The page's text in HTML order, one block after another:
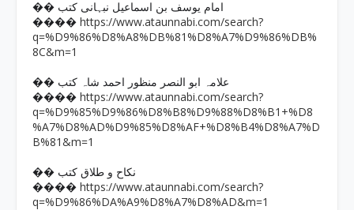
�� امام یوسف بن اسماعیل نبہانی کتب
���� https://www.ataunnabi.com/search?
q=%D9%86%D8%A8%DB%81%D8%A7%D9%86%DB%
8C&m=1
�� علامہ ابو النصر منظور احمد شاہ کتب
���� https://www.ataunnabi.com/search?
q=%D9%85%D9%86%D8%B8%D9%88%D8%B1+%D8
%A7%D8%AD%D9%85%D8%AF+%D8%B4%D8%A7%D
B%81&m=1
�� نکاح و طلاق کتب
���� https://www.ataunnabi.com/search?
q=%D9%86%DA%A9%D8%A7%D8%AD&m=1